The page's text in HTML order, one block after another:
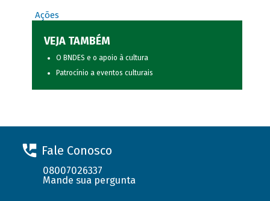
Ações
VEJA TAMBÉM
O BNDES e o apoio à cultura
Patrocínio a eventos culturais
Fale Conosco
08007026337
Mande sua pergunta